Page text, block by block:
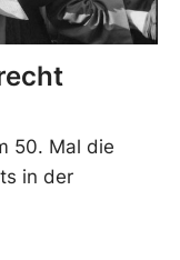
50. Mal die
in der